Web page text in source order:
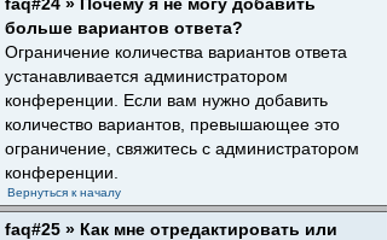
больше вариантов ответа?
Ограничение количества вариантов ответа
устанавливается администратором
конференции. Если вам нужно добавить
количество вариантов, превышающее это
ограничение, свяжитесь с администратором
конференции.
Вернуться к началу
faq#25 » Как мне отредактировать или